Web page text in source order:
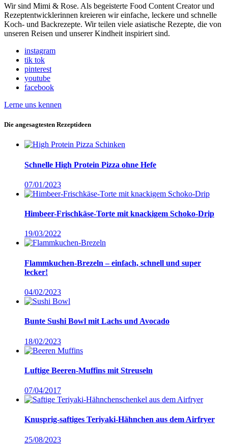
Wir sind Mimi & Rose. Als begeisterte Food Content Creator und
Rezeptentwicklerinnen kreieren wir einfache, leckere und schnelle
Koch- und Backrezepte. Wir teilen viele asiatische Rezepte, die von
unseren Reisen und unserer Kindheit inspiriert sind.
instagram
tik tok
pinterest
youtube
facebook
Lerne uns kennen
Die angesagtesten Rezeptideen
Schnelle High Protein Pizza ohne Hefe
07/01/2023
Himbeer-Frischkäse-Torte mit knackigem Schoko-Drip
19/03/2022
Flammkuchen-Brezeln – einfach, schnell und super
lecker!
04/02/2023
Bunte Sushi Bowl mit Lachs und Avocado
18/02/2023
Luftige Beeren-Muffins mit Streuseln
07/04/2017
Knusprig-saftiges Teriyaki-Hähnchen aus dem Airfryer
25/08/2023